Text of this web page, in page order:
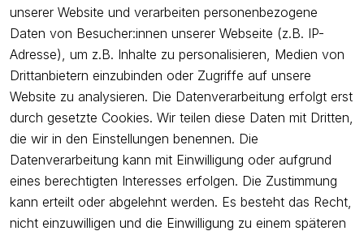
unserer Website und verarbeiten personenbezogene
Daten von Besucher:innen unserer Webseite (z.B. IP-
Adresse), um z.B. Inhalte zu personalisieren, Medien von
Drittanbietern einzubinden oder Zugriffe auf unsere
Website zu analysieren. Die Datenverarbeitung erfolgt erst
durch gesetzte Cookies. Wir teilen diese Daten mit Dritten,
die wir in den Einstellungen benennen. Die
Datenverarbeitung kann mit Einwilligung oder aufgrund
eines berechtigten Interesses erfolgen. Die Zustimmung
kann erteilt oder abgelehnt werden. Es besteht das Recht,
nicht einzuwilligen und die Einwilligung zu einem späteren
Unternehmen
Newsletter
Freue dich über 5€ Rabatt bei deiner nächsten Bestellung und
profitiere von Angeboten.
Newsletter abonnieren